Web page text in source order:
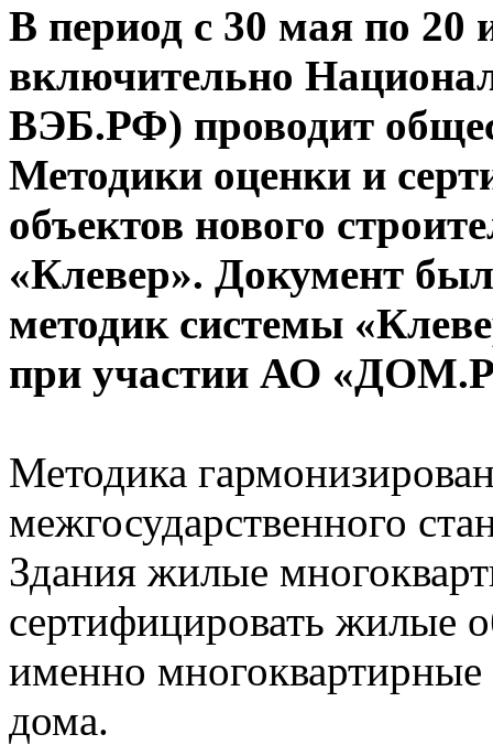
В период с 30 мая по 20
включительно
ВЭБ.РФ) проводит
Методики оценки и
объектов нового
«Клевер». Документ
методик системы
при участии АО
Методика
межгосударственного
Здания жилые
сертифицировать жилые
именно
дома.